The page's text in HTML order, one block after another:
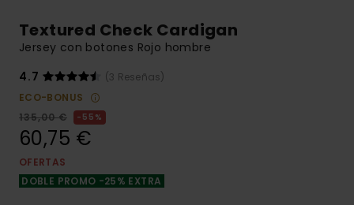
Textured Check Cardigan
Jersey con botones Rojo hombre
4.7
(3 Reseñas)
ECO-BONUS
135,00 €
55%
60,75 €
OFERTAS
DOBLE PROMO -25% EXTRA